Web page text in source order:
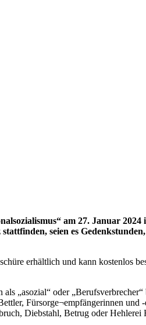
am 27. Januar 2024
seien es
erhältlich und kann kostenlos
„asozial“ oder
Fürsorge¬empfängerinnen und
Diebstahl, Betrug oder Hehlerei